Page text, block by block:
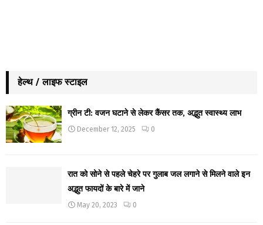
हेल्थ / लाइफ स्टाइल
ग्रीन टी: वजन घटाने से लेकर कैंसर तक, अद्भुत स्वास्थ्य लाभ
December 12, 2025 0
रात को सोने से पहले चेहरे पर गुलाब जल लगाने से मिलने वाले इन
अद्भुत फायदों के बारे में जाने
May 20, 2023 0